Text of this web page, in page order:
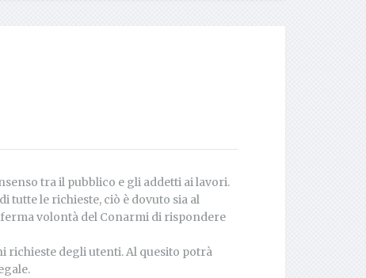
tra il pubblico e gli addetti ai lavori.
tutte le richieste, ciò è dovuto sia al
volontà del Conarmi di rispondere
richieste degli utenti. Al quesito potrà